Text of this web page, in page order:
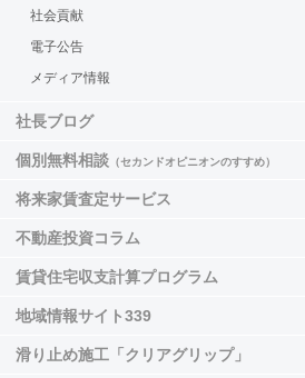
社会貢献
電子公告
メディア情報
社長ブログ
個別無料相談 （セカンドオピニオンのすすめ）
将来家賃査定サービス
不動産投資コラム
賃貸住宅収支計算プログラム
地域情報サイト339
滑り止め施工「クリアグリップ」